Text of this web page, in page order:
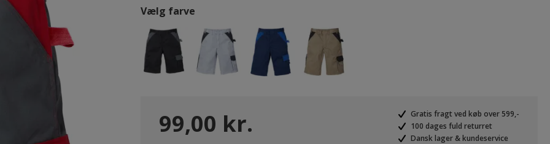
Vælg farve
99,00 kr.
Gratis fragt ved køb over 599,-
100 dages fuld returret
Dansk lager & kundeservice